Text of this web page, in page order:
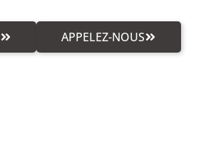
APPELEZ-NOUS